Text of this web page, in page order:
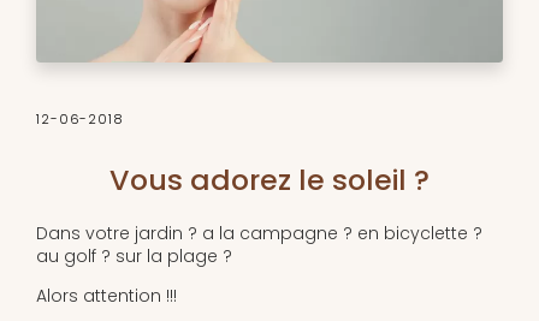
12-06-2018
Vous adorez le soleil ?
Dans votre jardin ? a la campagne ? en bicyclette ?
au golf ? sur la plage ?
Alors attention !!!